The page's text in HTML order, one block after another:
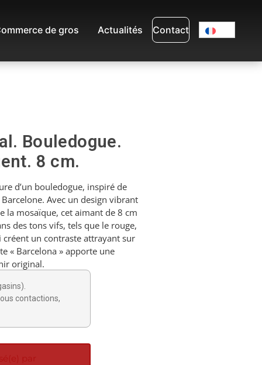
de gros Actualités Contact
Bouledogue.
8 cm.
d’un bouledogue, inspiré de
Avec un design vibrant
la mosaïque, cet aimant de 8 cm
des tons vifs, tels que le rouge,
un contraste attrayant sur
« Barcelona » apporte une
original.
contactions,
par